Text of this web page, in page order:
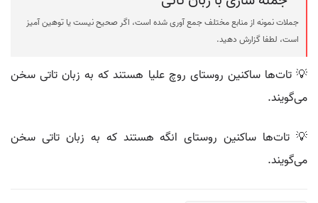
جملات نمونه از منابع مختلف جمع آوری شده است، اگر صحیح نیست یا توهین آمیز
است، لطفا گزارش دهید.
💡 تات‌ها ساکنین روستای روچ علیا هستند که به زبان تاتی سخن
می‌گویند.
💡 تات‌ها ساکنین روستای انگه هستند که به زبان تاتی سخن
می‌گویند.